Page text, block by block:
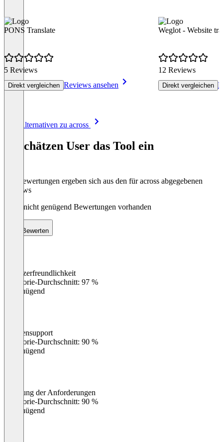
PONS Translate
5 Reviews
Direkt vergleichen Reviews ansehen
Weglot - Website
12 Reviews
Direkt vergleichen
Alle Alternativen zu across
So schätzen User das Tool ein
Die Bewertungen ergeben sich aus den für across abgegebenen
Reviews
Noch nicht genügend Bewertungen vorhanden
Bewerten
Benutzerfreundlichkeit
Kategorie-Durchschnitt: 97 %
Ungenügend
Kundensupport
Kategorie-Durchschnitt: 90 %
Ungenügend
Erfüllung der Anforderungen
Kategorie-Durchschnitt: 90 %
Ungenügend